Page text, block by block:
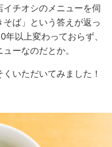
チオシのメニューを伺
ば」という答えが返っ
以上変わっておらず、
ーなのだとか。
いただいてみました！